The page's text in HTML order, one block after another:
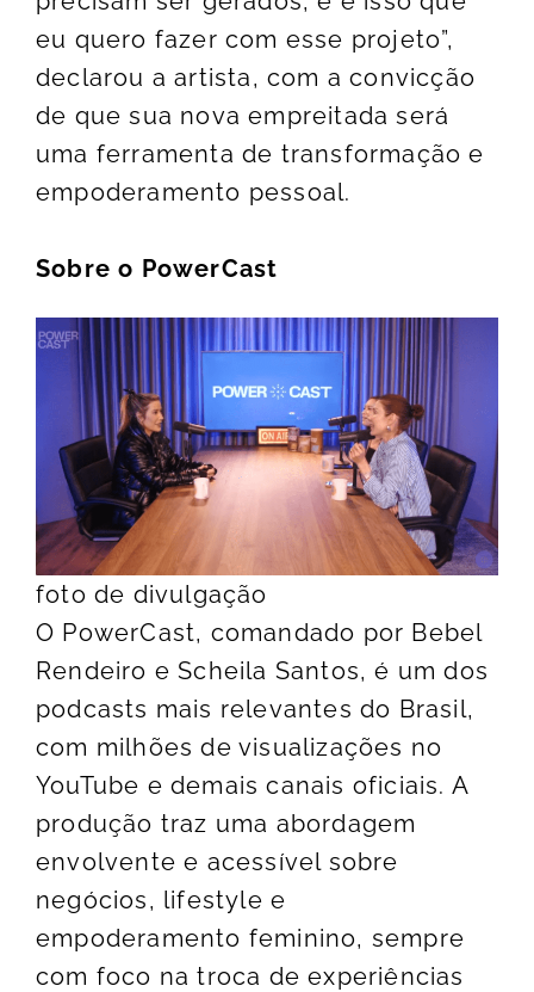
eu quero fazer com esse projeto”,
declarou a artista, com a convicção
de que sua nova empreitada será
uma ferramenta de transformação e
empoderamento pessoal.
Sobre o PowerCast
foto de divulgação
O PowerCast, comandado por Bebel
Rendeiro e Scheila Santos, é um dos
podcasts mais relevantes do Brasil,
com milhões de visualizações no
YouTube e demais canais oficiais. A
produção traz uma abordagem
envolvente e acessível sobre
negócios, lifestyle e
empoderamento feminino, sempre
com foco na troca de experiências